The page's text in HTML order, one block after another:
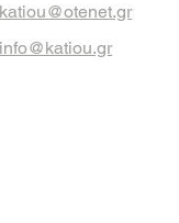
katiou@otenet.gr
info@katiou.gr